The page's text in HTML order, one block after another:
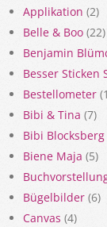
Applikation (2)
Belle & Boo (22)
Benjamin
Besser Sticken
Bestellometer
Bibi & Tina (7)
Bibi Blocksberg
Biene Maja (5)
Bügelbilder (6)
Canvas (4)